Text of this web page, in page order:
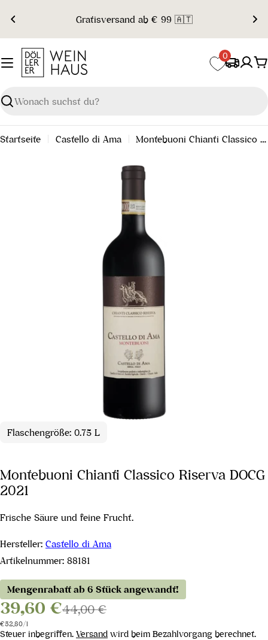
Inhalt
springen
Gratisversand ab € 99 🇦🇹
Suchen
0
Startseite Castello di Ama Montebuoni Chianti Classico Riserva DOCG 2021
Flaschengröße: 0.75 L
Montebuoni Chianti Classico Riserva DOCG
2021
Frische Säure und feine Frucht.
Hersteller: Castello di Ama
Artikelnummer: 88181
Mengenrabatt ab 6 Stück angewandt!
39,60 €44,00 €
Stückpreis
€52,80/pro
l
Steuer inbegriffen. Versand wird beim Bezahlvorgang berechnet.